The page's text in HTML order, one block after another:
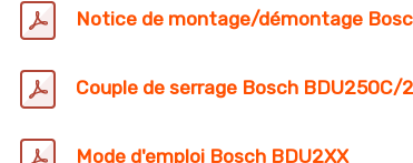
Notice de montage/démontage
Couple de serrage Bosch BDU250C/
Mode d'emploi Bosch BDU2XX